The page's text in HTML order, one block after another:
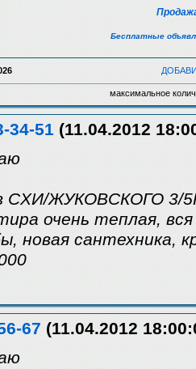
Бесплатные
максимальное
34-51 (11.04.2012
СХИ/ЖУКОВСКОГО 3/
очень теплая,
новая сантехника,
67 (11.04.2012